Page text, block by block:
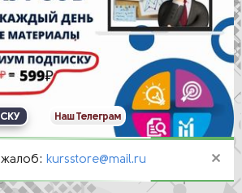
Наш Телеграм
kursstore@mail.ru